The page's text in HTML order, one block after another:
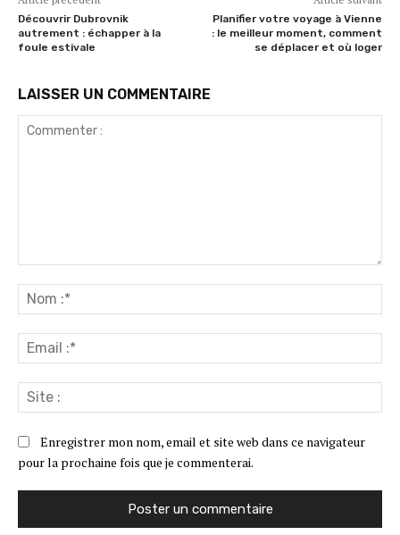
Découvrir Dubrovnik
autrement : échapper à la
foule estivale
Planifier votre voyage à Vienne
: le meilleur moment, comment
se déplacer et où loger
LAISSER UN COMMENTAIRE
:*
:*
:
Enregistrer mon nom, email et site web dans ce navigateur
pour la prochaine fois que je commenterai.